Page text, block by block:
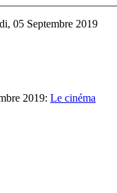
05 Septembre 2019
2019: Le cinéma